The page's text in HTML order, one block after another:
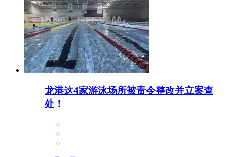
龙港这4家游泳场所被责令整改并立案查
处！